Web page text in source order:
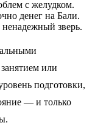
с желудком.
денег на Бали.
зверь.
или
подготовки,
— и только